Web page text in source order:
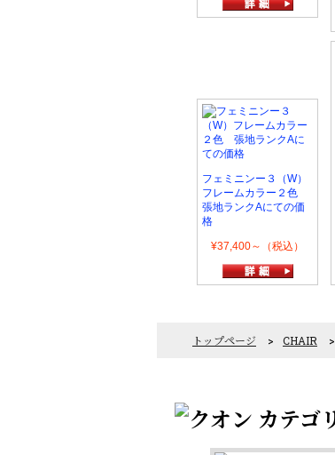
フェミニンー３（W）
フレームカラー２色
張地ランクAにての価
格
¥37,400～（税込）
トップページ > CHAIR >